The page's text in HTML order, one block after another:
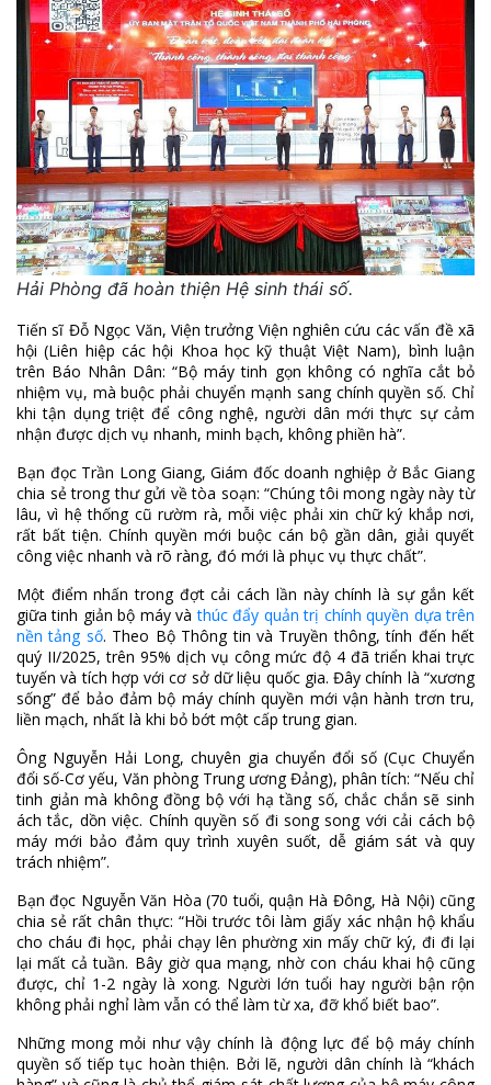
Hải Phòng đã hoàn thiện Hệ sinh thái số.
Tiến sĩ Đỗ Ngọc Văn, Viện trưởng Viện nghiên cứu các vấn đề xã
hội (Liên hiệp các hội Khoa học kỹ thuật Việt Nam), bình luận
trên Báo Nhân Dân: “Bộ máy tinh gọn không có nghĩa cắt bỏ
nhiệm vụ, mà buộc phải chuyển mạnh sang chính quyền số. Chỉ
khi tận dụng triệt để công nghệ, người dân mới thực sự cảm
nhận được dịch vụ nhanh, minh bạch, không phiền hà”.
Bạn đọc Trần Long Giang, Giám đốc doanh nghiệp ở Bắc Giang
chia sẻ trong thư gửi về tòa soạn: “Chúng tôi mong ngày này từ
lâu, vì hệ thống cũ rườm rà, mỗi việc phải xin chữ ký khắp nơi,
rất bất tiện. Chính quyền mới buộc cán bộ gần dân, giải quyết
công việc nhanh và rõ ràng, đó mới là phục vụ thực chất”.
Một điểm nhấn trong đợt cải cách lần này chính là sự gắn kết
giữa tinh giản bộ máy vàthúc đẩy quản trị chính quyền dựa trên
nền tảng số. Theo Bộ Thông tin và Truyền thông, tính đến hết
quý II/2025, trên 95% dịch vụ công mức độ 4 đã triển khai trực
tuyến và tích hợp với cơ sở dữ liệu quốc gia. Đây chính là “xương
sống” để bảo đảm bộ máy chính quyền mới vận hành trơn tru,
liền mạch, nhất là khi bỏ bớt một cấp trung gian.
Ông Nguyễn Hải Long, chuyên gia chuyển đổi số (Cục Chuyển
đổi số-Cơ yếu, Văn phòng Trung ương Đảng), phân tích: “Nếu chỉ
tinh giản mà không đồng bộ với hạ tầng số, chắc chắn sẽ sinh
ách tắc, dồn việc. Chính quyền số đi song song với cải cách bộ
máy mới bảo đảm quy trình xuyên suốt, dễ giám sát và quy
trách nhiệm”.
Bạn đọc Nguyễn Văn Hòa (70 tuổi, quận Hà Đông, Hà Nội) cũng
chia sẻ rất chân thực: “Hồi trước tôi làm giấy xác nhận hộ khẩu
cho cháu đi học, phải chạy lên phường xin mấy chữ ký, đi đi lại
lại mất cả tuần. Bây giờ qua mạng, nhờ con cháu khai hộ cũng
được, chỉ 1-2 ngày là xong. Người lớn tuổi hay người bận rộn
không phải nghỉ làm vẫn có thể làm từ xa, đỡ khổ biết bao”.
Những mong mỏi như vậy chính là động lực để bộ máy chính
quyền số tiếp tục hoàn thiện. Bởi lẽ, người dân chính là “khách